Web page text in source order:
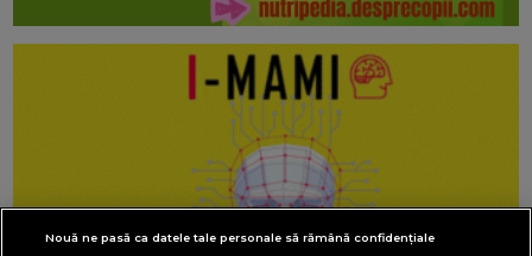
Nouă ne pasă ca datele tale personale să rămână confidențiale